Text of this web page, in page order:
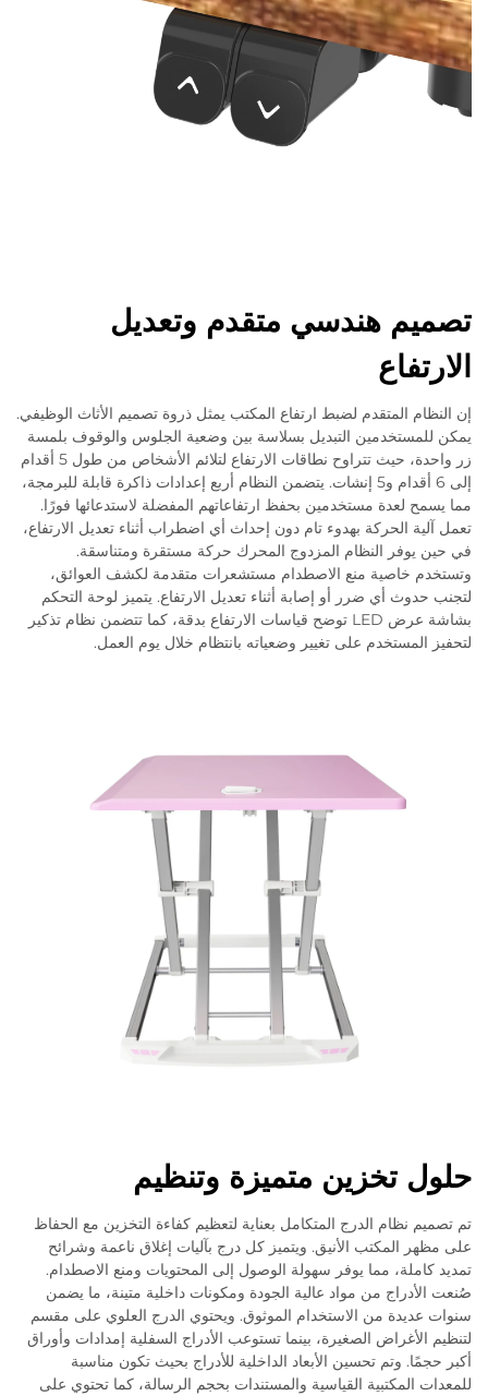
تصميم هندسي متقدم وتعديل
الارتفاع
إن النظام المتقدم لضبط ارتفاع المكتب يمثل ذروة تصميم الأثاث الوظيفي.
يمكن للمستخدمين التبديل بسلاسة بين وضعية الجلوس والوقوف بلمسة
زر واحدة، حيث تتراوح نطاقات الارتفاع لتلائم الأشخاص من طول 5 أقدام
إلى 6 أقدام و5 إنشات. يتضمن النظام أربع إعدادات ذاكرة قابلة للبرمجة،
مما يسمح لعدة مستخدمين بحفظ ارتفاعاتهم المفضلة لاستدعائها فورًا.
تعمل آلية الحركة بهدوء تام دون إحداث أي اضطراب أثناء تعديل الارتفاع،
في حين يوفر النظام المزدوج المحرك حركة مستقرة ومتناسقة.
وتستخدم خاصية منع الاصطدام مستشعرات متقدمة لكشف العوائق،
لتجنب حدوث أي ضرر أو إصابة أثناء تعديل الارتفاع. يتميز لوحة التحكم
بشاشة عرض LED توضح قياسات الارتفاع بدقة، كما تتضمن نظام تذكير
لتحفيز المستخدم على تغيير وضعياته بانتظام خلال يوم العمل.
حلول تخزين متميزة وتنظيم
تم تصميم نظام الدرج المتكامل بعناية لتعظيم كفاءة التخزين مع الحفاظ
على مظهر المكتب الأنيق. ويتميز كل درج بآليات إغلاق ناعمة وشرائح
تمديد كاملة، مما يوفر سهولة الوصول إلى المحتويات ومنع الاصطدام.
صُنعت الأدراج من مواد عالية الجودة ومكونات داخلية متينة، ما يضمن
سنوات عديدة من الاستخدام الموثوق. ويحتوي الدرج العلوي على مقسم
لتنظيم الأغراض الصغيرة، بينما تستوعب الأدراج السفلية إمدادات وأوراق
أكبر حجمًا. وتم تحسين الأبعاد الداخلية للأدراج بحيث تكون مناسبة
للمعدات المكتبية القياسية والمستندات بحجم الرسالة، كما تحتوي على